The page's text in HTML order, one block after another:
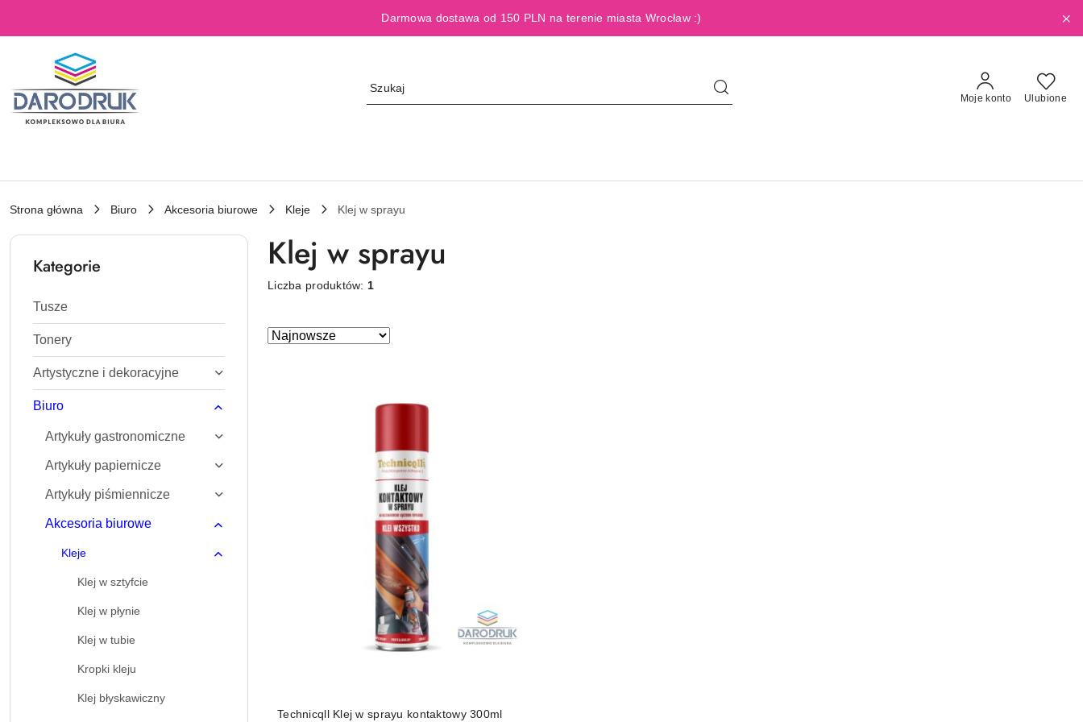
Darmowa dostawa od 150 PLN na terenie miasta Wrocław :)
Moje konto Ulubione
Strona główna Biuro Akcesoria biurowe Kleje Klej w sprayu
Kategorie
Tusze
Tonery
Artystyczne i dekoracyjne
Biuro
Artykuły gastronomiczne
Artykuły papiernicze
Artykuły piśmiennicze
Akcesoria biurowe
Kleje
Klej w sztyfcie
Klej w płynie
Klej w tubie
Kropki kleju
Klej błyskawiczny
Klej w sprayu
Liczba produktów: 1
Zastosowano
Sortuj
Technicqll Klej w sprayu kontaktowy 300ml